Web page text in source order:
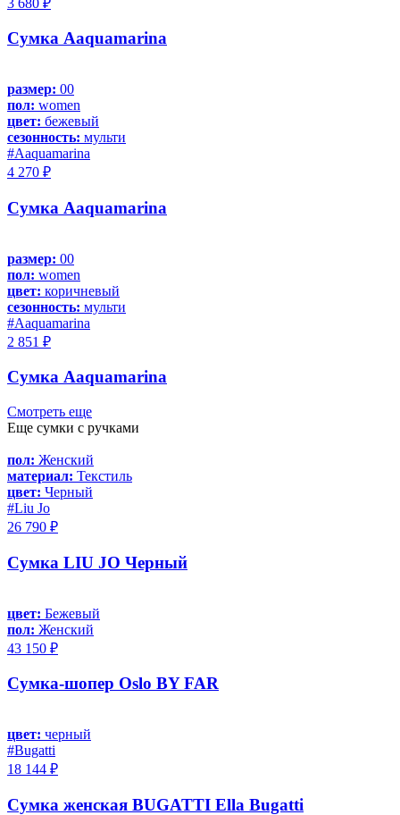
Сумка Aaquamarina
размер: 00
пол: women
цвет: бежевый
сезонность: мульти
#Aaquamarina
4 270 ₽
Сумка Aaquamarina
размер: 00
пол: women
цвет: коричневый
сезонность: мульти
#Aaquamarina
2 851 ₽
Сумка Aaquamarina
Смотреть еще
Еще сумки с ручками
пол: Женский
материал: Текстиль
цвет: Черный
#Liu Jo
26 790 ₽
Сумка LIU JO Черный
цвет: Бежевый
пол: Женский
43 150 ₽
Сумка-шопер Oslo BY FAR
цвет: черный
#Bugatti
18 144 ₽
Сумка женская BUGATTI Ella Bugatti